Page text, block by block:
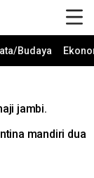
Budaya
jambi.
mandiri dua